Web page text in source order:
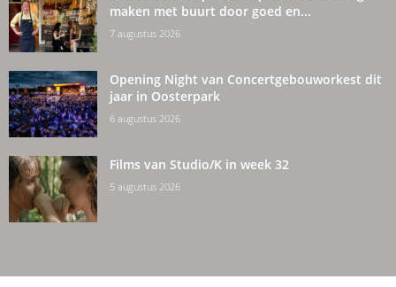
maken met buurt door goed en...
7 augustus 2026
Opening Night van Concertgebouworkest dit
jaar in Oosterpark
6 augustus 2026
Films van Studio/K in week 32
5 augustus 2026